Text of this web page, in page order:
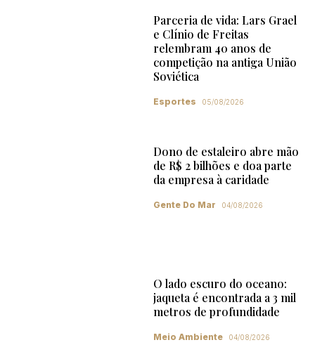
Parceria de vida: Lars Grael
e Clínio de Freitas
relembram 40 anos de
competição na antiga União
Soviética
Esportes 05/08/2026
Dono de estaleiro abre mão
de R$ 2 bilhões e doa parte
da empresa à caridade
Gente Do Mar 04/08/2026
O lado escuro do oceano:
jaqueta é encontrada a 3 mil
metros de profundidade
Meio Ambiente 04/08/2026